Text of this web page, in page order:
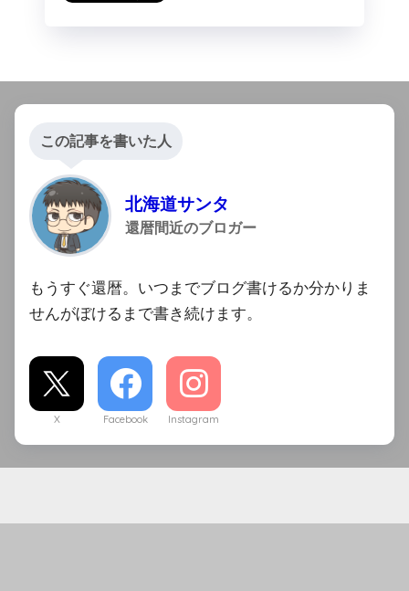
この記事を書いた人
北海道サンタ
還暦間近のブロガー
もうすぐ還暦。いつまでブログ書けるか分かりま
せんがぼけるまで書き続けます。
X Facebook Instagram